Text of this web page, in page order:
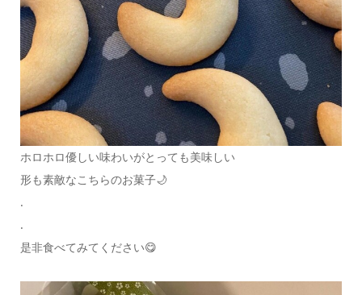
ホロホロ優しい味わいがとっても美味しい
形も素敵なこちらのお菓子🌙
.
.
是非食べてみてください😋